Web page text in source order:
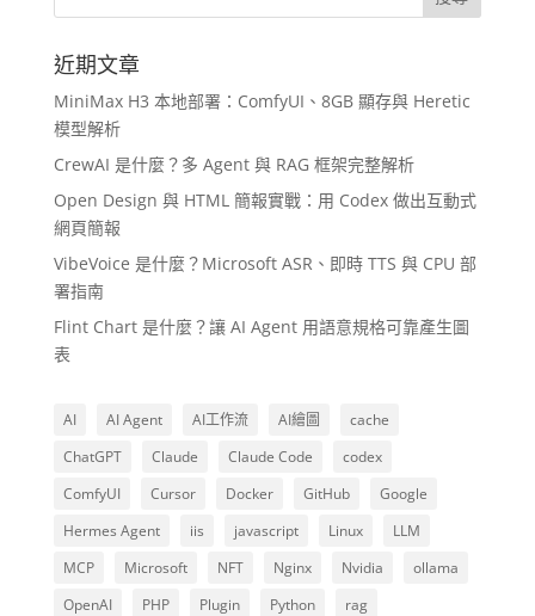
近期文章
MiniMax H3 本地部署：ComfyUI、8GB 顯存與 Heretic
模型解析
CrewAI 是什麼？多 Agent 與 RAG 框架完整解析
Open Design 與 HTML 簡報實戰：用 Codex 做出互動式
網頁簡報
VibeVoice 是什麼？Microsoft ASR、即時 TTS 與 CPU 部
署指南
Flint Chart 是什麼？讓 AI Agent 用語意規格可靠產生圖
表
AI AI Agent AI工作流 AI繪圖
cache
ChatGPT
Claude Claude Code
codex
ComfyUI
Cursor Docker GitHub
Google
Hermes Agent
iis javascript Linux
LLM
MCP
Microsoft NFT Nginx Nvidia
ollama
OpenAI
PHP Plugin Python
rag